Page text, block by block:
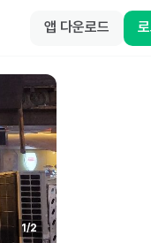
앱 다운로드
1/2